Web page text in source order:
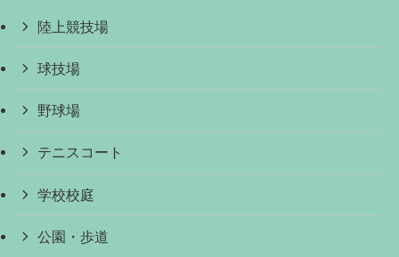
陸上競技場
球技場
野球場
テニスコート
学校校庭
公園・歩道